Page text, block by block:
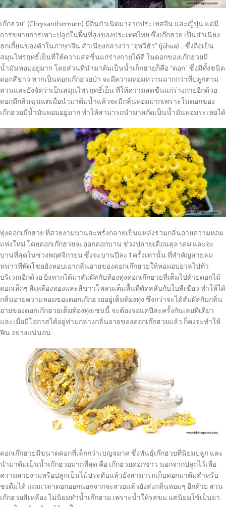
เก๊กฮวย” (Chrysanthemum) มีถิ่นกำเนิดมาจากประเทศจีน และญี่ปุ่น แต่มี
การขยายการเพาะปลูกในพื้นที่สูงของประเทศไทย ซึ่งเก๊กฮวย เป็นสำเนียง
ฮกเกี้ยนของคำในภาษาจีน สำเนียงกลางว่า “จฺหวีฮัว” (júhuā) .. ซึ่งถือเป็น
สมุนไพรฤทธิ์เย็นที่ให้ความสดชื่นแก่ร่างกายได้ดี ในดอกของเก๊กฮวยมี
น้ำมันหอมอยู่มาก โดยส่วนที่นำมาต้มเป็นน้ำเก็กฮวยก็คือ “ดอก” ซึ่งมีทั้งชนิด
ดอกสีขาว หากเป็นดอกเก๊กฮวยป่า จะมีความหอมหวานมากกว่าที่ปลูกตาม
สวนและยังจัดว่าเป็นสมุนไพรฤทธิ์เย็น ที่ให้ความสดชื่นแก่ร่างกายอีกด้วย
ดอกมีกลิ่นฉุนแต่เมื่อนำมาต้มน้ำแล้วจะมีกลิ่นหอมมากเพราะในดอกของ
เก๊กฮวยมีน้ำมันหอมอยู่มาก ทำให้สามารถนำมาสกัดเป็นน้ำมันหอมระเหยได้
ทุ่งดอกเก๊กฮวย ที่สวยงามบานสะพรั่งกลายเป็นแหล่งรวมกลิ่นอายความหอม
แห่งใหม่ โดยดอกเก๊กฮวยจะออกดอกบาน ช่วงปลายเดือนตุลาคม และจะ
บานที่สุดในช่วงพฤศจิกายน ซึ่งจะบานปีละ 1 ครั้งเท่านั้น ที่สำคัญสายลม
หนาวที่พัดโชยยังหอบเอากลิ่นอายของดอกเก๊กฮวยให้หอมอบอวลไปทั่ว
บริเวณอีกด้วย ยิ่งหากได้มาสัมผัสกับท้องทุ่งดอกเก๊กฮวยที่เต็มไปด้วยดอกไม้
ดอกเล็กๆ สีเหลืองทองและสีขาวโพลนเต็มพื้นที่ตัดสลับกับใบสีเขียว ทำให้ได้
กลิ่นอายความหอมของดอกเก๊กฮวยอยู่เต็มท้องทุ่ง ซึ่งกว่าจะได้สัมผัสกับกลิ่น
อายของดอกเก๊กฮวยเต็มท้องทุ่งเช่นนี้ จะต้องรอแค่ปีละครั้งกันเลยทีเดียว
และเมื่อมีโอกาสได้อยู่ท่ามกลางกลิ่นอายของดอกเก๊กฮวยแล้ว ก็คงจะทำให้
ฟิน อย่างแน่นอน
ดอกเก๊กฮวยมีขนาดดอกที่เล็กกว่าเบญจมาศ ซึ่งพันธุ์เก๊กฮวยที่นิยมปลูก และ
นำมาต้มเป็นน้ำเก๊กฮวยมากที่สุด คือ เก๊กฮวยดอกขาว นอกจากปลูกไว้เพื่อ
ความสวยงามหรือปลูกเป็นไม้ประดับแล้วยังสามารถเก็บดอกมาต้มสำหรับ
ชงดื่มได้ แถมเวลาดอกออกนอกจากจะสวยแล้วยังส่งกลิ่นหอมๆ อีกด้วย ส่วน
เก๊กฮวยสีเหลือง ไม่นิยมทำน้ำเก๊กฮวย เพราะน้ำให้รสขม แต่นิยมใช้เป็นยา